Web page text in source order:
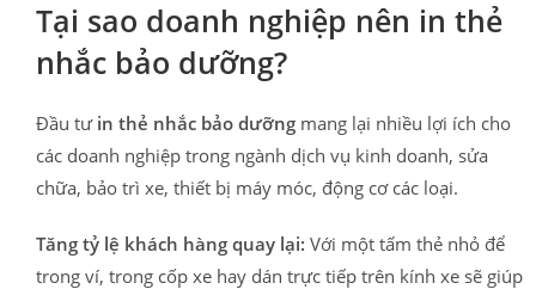
Tại sao doanh nghiệp nên in thẻ
nhắc bảo dưỡng?
Đầu tư in thẻ nhắc bảo dưỡng mang lại nhiều lợi ích cho
các doanh nghiệp trong ngành dịch vụ kinh doanh, sửa
chữa, bảo trì xe, thiết bị máy móc, động cơ các loại.
Tăng tỷ lệ khách hàng quay lại: Với một tấm thẻ nhỏ để
trong ví, trong cốp xe hay dán trực tiếp trên kính xe sẽ giúp